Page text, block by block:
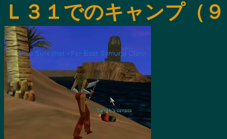
Ｌ３１でのキャンプ（